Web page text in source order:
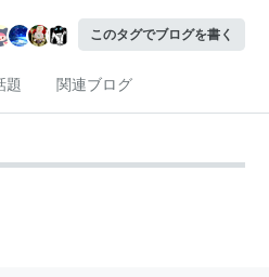
このタグでブログを書く
題 関連ブログ